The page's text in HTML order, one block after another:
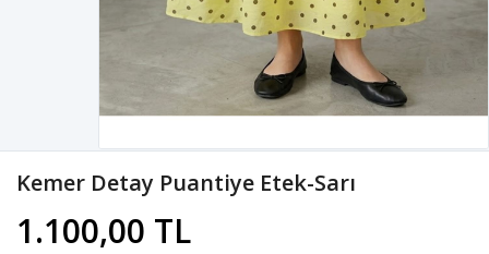
Kemer Detay Puantiye Etek-Sarı
1.100,00 TL